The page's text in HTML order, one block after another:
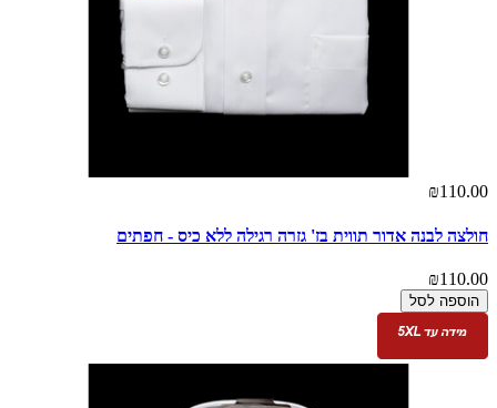
₪110.00
חולצה לבנה אדור תווית בז' גזרה רגילה ללא כיס - חפתים
₪110.00
הוספה לסל